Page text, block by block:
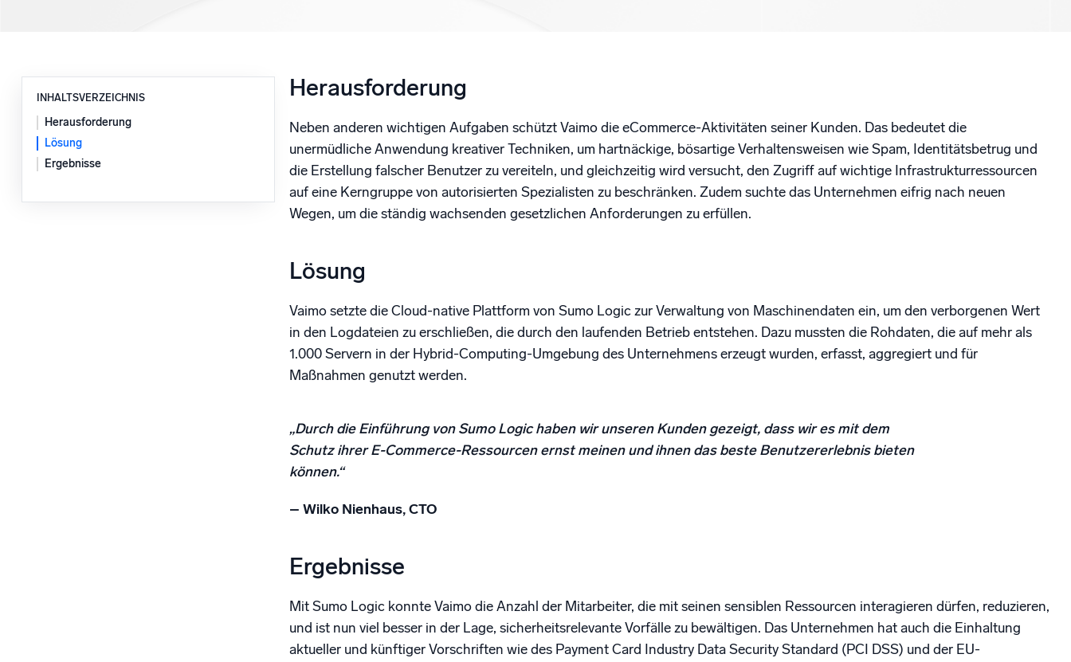
INHALTSVERZEICHNIS
Herausforderung
Lösung
Ergebnisse
Herausforderung
Neben anderen wichtigen Aufgaben schützt Vaimo die eCommerce-Aktivitäten seiner Kunden. Das bedeutet die
unermüdliche Anwendung kreativer Techniken, um hartnäckige, bösartige Verhaltensweisen wie Spam, Identitätsbetrug und
die Erstellung falscher Benutzer zu vereiteln, und gleichzeitig wird versucht, den Zugriff auf wichtige Infrastrukturressourcen
auf eine Kerngruppe von autorisierten Spezialisten zu beschränken. Zudem suchte das Unternehmen eifrig nach neuen
Wegen, um die ständig wachsenden gesetzlichen Anforderungen zu erfüllen.
Lösung
Vaimo setzte die Cloud-native Plattform von Sumo Logic zur Verwaltung von Maschinendaten ein, um den verborgenen Wert
in den Logdateien zu erschließen, die durch den laufenden Betrieb entstehen. Dazu mussten die Rohdaten, die auf mehr als
1.000 Servern in der Hybrid-Computing-Umgebung des Unternehmens erzeugt wurden, erfasst, aggregiert und für
Maßnahmen genutzt werden.
„Durch die Einführung von Sumo Logic haben wir unseren Kunden gezeigt, dass wir es mit dem
Schutz ihrer E-Commerce-Ressourcen ernst meinen und ihnen das beste Benutzererlebnis bieten
können.“
– Wilko Nienhaus, CTO
Ergebnisse
Mit Sumo Logic konnte Vaimo die Anzahl der Mitarbeiter, die mit seinen sensiblen Ressourcen interagieren dürfen, reduzieren,
und ist nun viel besser in der Lage, sicherheitsrelevante Vorfälle zu bewältigen. Das Unternehmen hat auch die Einhaltung
aktueller und künftiger Vorschriften wie des Payment Card Industry Data Security Standard (PCI DSS) und der EU-